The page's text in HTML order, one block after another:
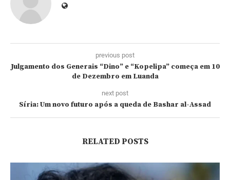
previous post
Julgamento dos Generais “Dino” e “Kopelipa” começa em 10
de Dezembro em Luanda
next post
Síria: Um novo futuro após a queda de Bashar al-Assad
RELATED POSTS